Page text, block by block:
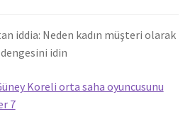
iddia: Neden kadın müşteri olarak
idin
Koreli orta saha oyuncusunu
7